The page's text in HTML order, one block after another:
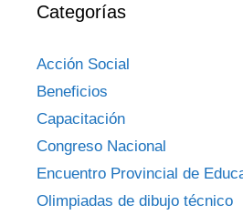
Categorías
Acción Social
Beneficios
Capacitación
Congreso Nacional
Encuentro Provincial de
Olimpiadas de dibujo técnico